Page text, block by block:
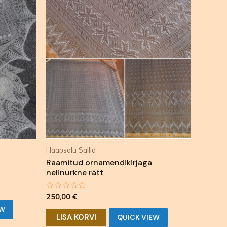
Haapsalu Sallid
Raamitud ornamendikirjaga
nelinurkne rätt
Hinnanguga
/
250,00 €
LISA KORVI QUICK VIEW